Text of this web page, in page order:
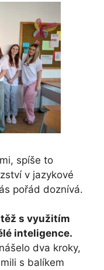
spíše to
v jazykové
pořád doznívá.
s využitím
inteligence.
dva kroky,
s balíkem